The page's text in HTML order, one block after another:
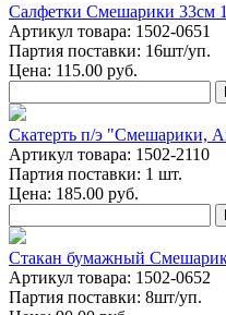
Салфетки Смешарики 33см
Артикул товара: 1502-0651
Партия поставки: 16шт/уп.
Цена: 115.00 руб.
Скатерть п/э "Смешарики,
Артикул товара: 1502-2110
Партия поставки: 1 шт.
Цена: 185.00 руб.
Стакан бумажный
Артикул товара: 1502-0652
Партия поставки: 8шт/уп.